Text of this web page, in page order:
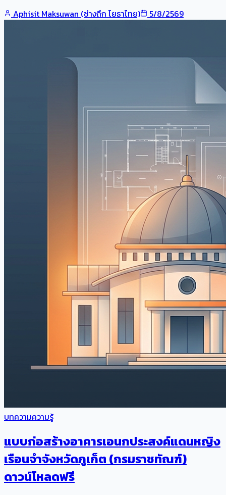
Aphisit Maksuwan (ช่างถึก โยธาไทย)
5/8/2569
บทความความรู้
แบบก่อสร้างอาคารเอนกประสงค์แดนหญิง
เรือนจำจังหวัดภูเก็ต (กรมราชทัณฑ์)
ดาวน์โหลดฟรี